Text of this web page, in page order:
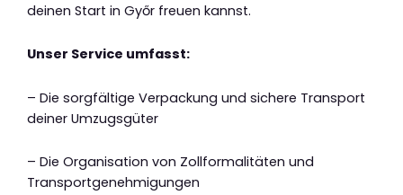
deinen Start in Győr freuen kannst.
Unser Service umfasst:
– Die sorgfältige Verpackung und sichere Transport
deiner Umzugsgüter
– Die Organisation von Zollformalitäten und
Transportgenehmigungen